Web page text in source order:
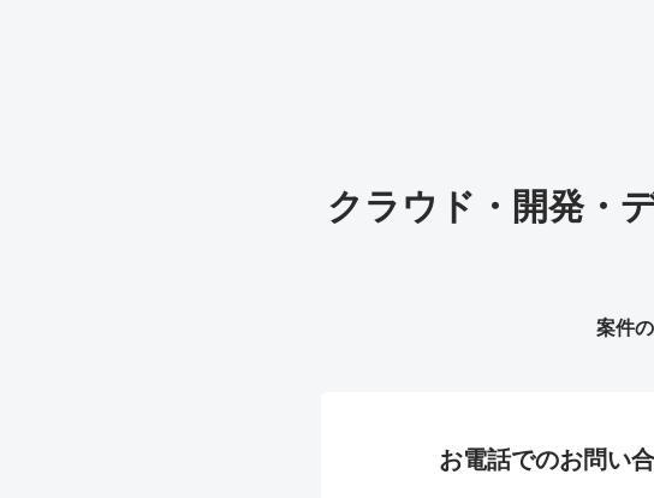
クラウド・開発・
案件
お電話でのお問い